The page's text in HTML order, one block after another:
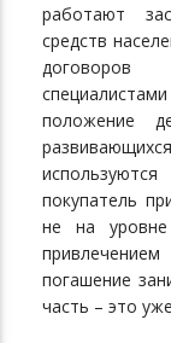
работают
средств
договоров
положение
покупатель
не на
погашение
часть – это